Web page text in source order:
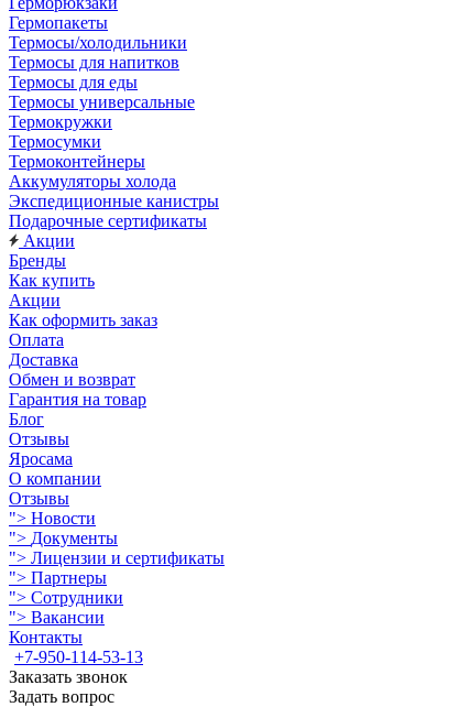
Гермопакеты
Термосы/холодильники
Термосы для напитков
Термосы для еды
Термосы универсальные
Термокружки
Термосумки
Термоконтейнеры
Аккумуляторы холода
Экспедиционные канистры
Подарочные сертификаты
Акции
Бренды
Как купить
Акции
Как оформить заказ
Оплата
Доставка
Обмен и возврат
Гарантия на товар
Блог
Отзывы
Яросама
О компании
Отзывы
"> Новости
"> Документы
"> Лицензии и сертификаты
"> Партнеры
"> Сотрудники
"> Вакансии
Контакты
+7-950-114-53-13
Заказать звонок
Задать вопрос